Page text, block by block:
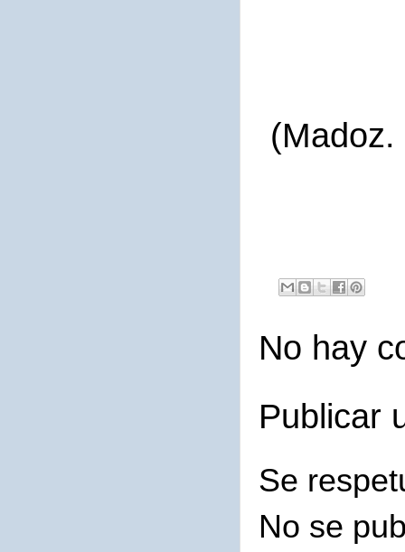
No hay
Publicar
Se
No se